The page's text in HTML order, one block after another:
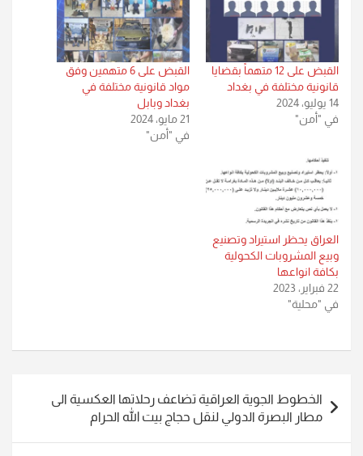
القبض على 12 متهماً بقضايا
قانونية مختلفة في بغداد
14 يوليو، 2024
في "أمن"
القبض على 6 متهمين وفق
مواد قانونية مختلفة في
بغداد وبابل
21 مايو، 2024
في "أمن"
العراق يحظر استيراد وتصنيع
وبيع المشروبات الكحولية
بكافة انواعها
22 فبراير، 2023
في "محلية"
المقالات
الخطوط الجوية العراقية تضاعف رحلاتها العكسية الى
مطار البصرة الدولي لنقل حجاج بيت الله الحرام